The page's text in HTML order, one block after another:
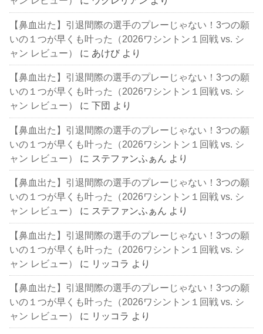
【鼻血出た】引退間際の選手のプレーじゃない！3つの願
いの１つが早くも叶った（2026ワシントン１回戦 vs. シ
ャン レビュー）
に あけび より
【鼻血出た】引退間際の選手のプレーじゃない！3つの願
いの１つが早くも叶った（2026ワシントン１回戦 vs. シ
ャン レビュー）
に下団 より
【鼻血出た】引退間際の選手のプレーじゃない！3つの願
いの１つが早くも叶った（2026ワシントン１回戦 vs. シ
ャン レビュー）
に ステファンふぁん より
【鼻血出た】引退間際の選手のプレーじゃない！3つの願
いの１つが早くも叶った（2026ワシントン１回戦 vs. シ
ャン レビュー）
に ステファンふぁん より
【鼻血出た】引退間際の選手のプレーじゃない！3つの願
いの１つが早くも叶った（2026ワシントン１回戦 vs. シ
ャン レビュー）
に リッコラ より
【鼻血出た】引退間際の選手のプレーじゃない！3つの願
いの１つが早くも叶った（2026ワシントン１回戦 vs. シ
ャン レビュー）
に リッコラ より